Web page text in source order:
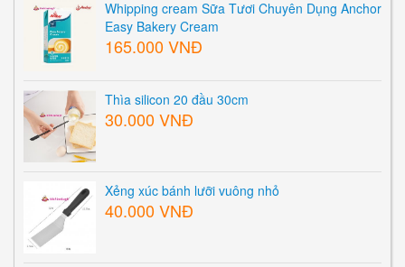
Whipping cream Sữa Tươi Chuyên Dụng Anchor
Easy Bakery Cream
165.000 VNĐ
Thìa silicon 20 đầu 30cm
30.000 VNĐ
Xẻng xúc bánh lưỡi vuông nhỏ
40.000 VNĐ